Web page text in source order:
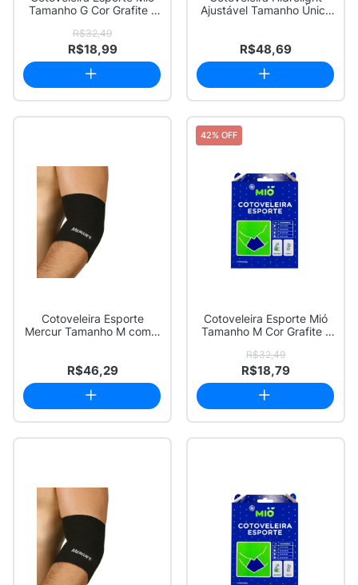
Tamanho G Cor Grafite 1
R$32,49
R$18,99
Ajustável Tamanho Único
R$48,69
Cotoveleira Esporte
Mercur Tamanho M com 1
R$46,29
42% OFF
Cotoveleira Esporte Mió
Tamanho M Cor Grafite 1
R$32,49
R$18,79